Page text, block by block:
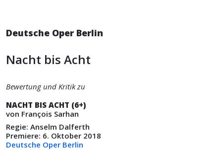
Deutsche Oper Berlin
Nacht bis Acht
Bewertung und Kritik zu
NACHT BIS ACHT (6+)
von François Sarhan
Regie: Anselm Dalferth
Premiere: 6. Oktober 2018
Deutsche Oper Berlin